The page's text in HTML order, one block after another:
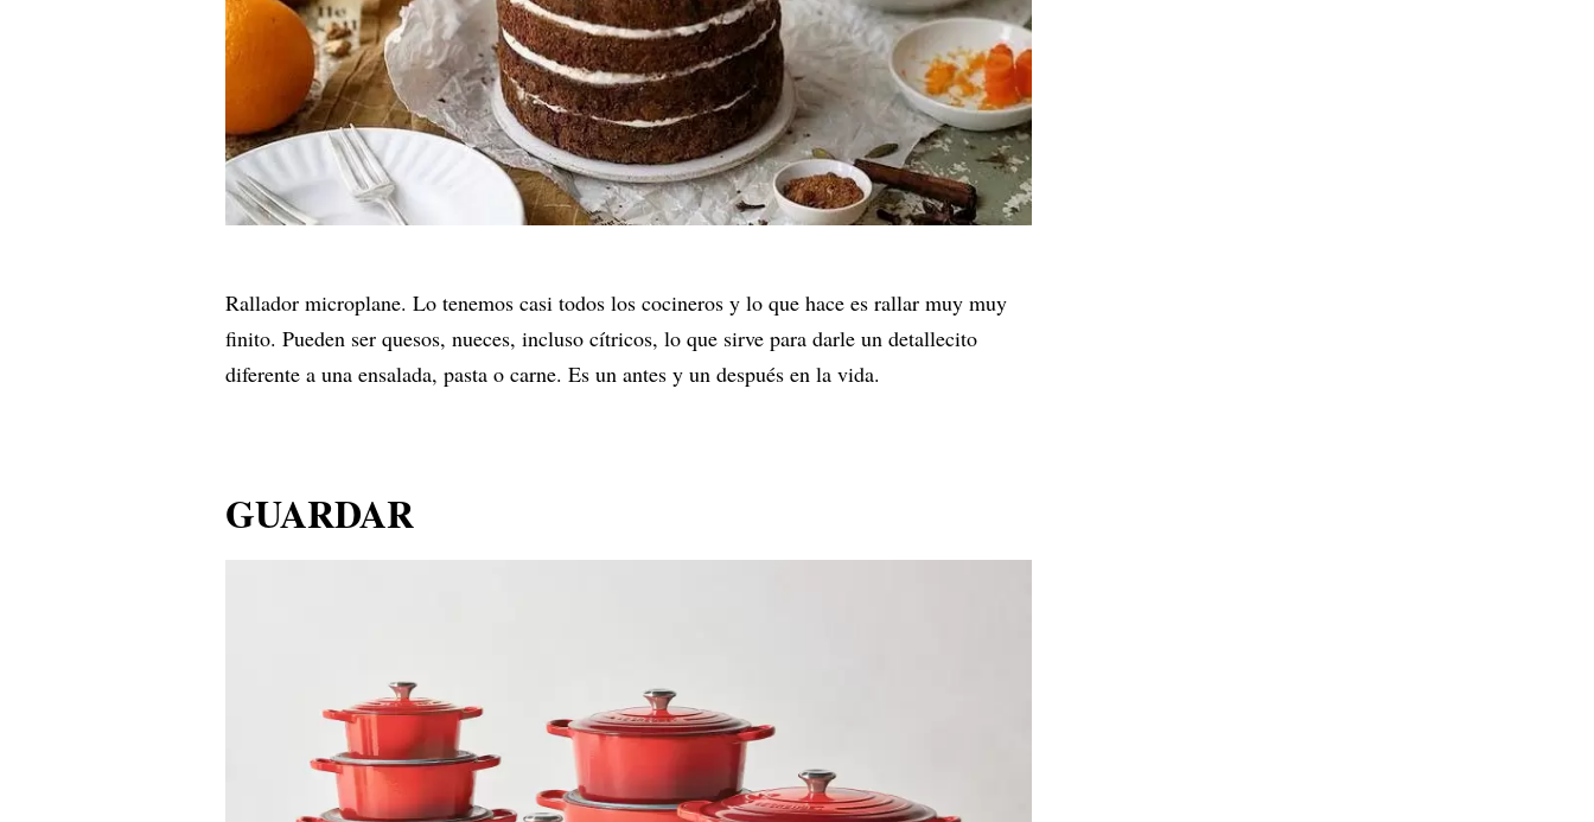
Rallador microplane. Lo tenemos casi todos los cocineros y lo que hace es rallar muy muy
finito. Pueden ser quesos, nueces, incluso cítricos, lo que sirve para darle un detallecito
diferente a una ensalada, pasta o carne. Es un antes y un después en la vida.
GUARDAR